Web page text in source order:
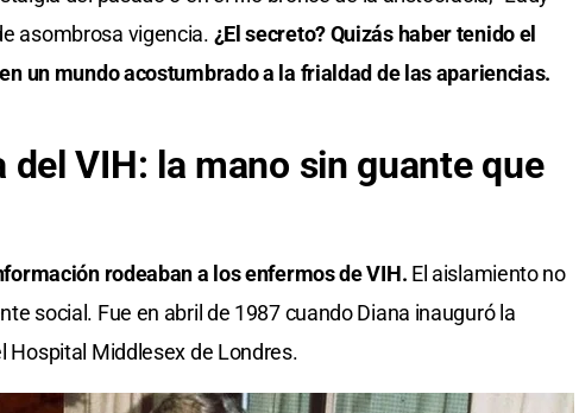
asombrosa vigencia. ¿El secreto? Quizás haber tenido el
un mundo acostumbrado a la frialdad de las apariencias.
del VIH: la mano sin guante que
rodeaban a los enfermos de VIH. El aislamiento no
social. Fue en abril de 1987 cuando Diana inauguró la
Hospital Middlesex de Londres.